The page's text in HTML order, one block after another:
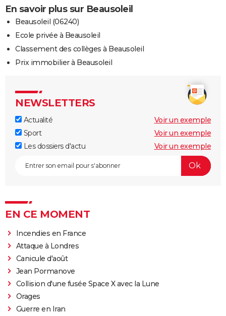
En savoir plus sur Beausoleil
Beausoleil (06240)
Ecole privée à Beausoleil
Classement des collèges à Beausoleil
Prix immobilier à Beausoleil
NEWSLETTERS
Actualité
Voir un exemple
Sport
Voir un exemple
Les dossiers d'actu
Voir un exemple
EN CE MOMENT
Incendies en France
Attaque à Londres
Canicule d'août
Jean Pormanove
Collision d'une fusée Space X avec la Lune
Orages
Guerre en Iran